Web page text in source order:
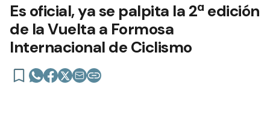
Es oficial, ya se palpita la 2ª edición
de la Vuelta a Formosa
Internacional de Ciclismo